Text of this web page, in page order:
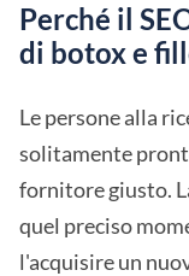
Perché il
di botox e
Le persone alla
solitamente
fornitore giusto.
quel preciso
l'acquisire un